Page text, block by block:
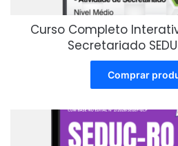
Curso Completo
Secretariado
Comprar